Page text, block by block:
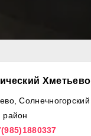
Хметьево
Солнечногорский
район